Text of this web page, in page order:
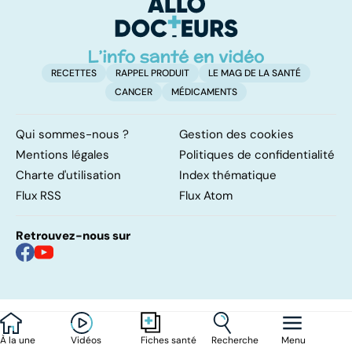
À la une Vidéos Fiches santé Recherche Menu
l'anonymat
RECETTES RAPPEL PRODUIT
LE MAG DE LA SANTÉ
CANCER
MÉDICAMENTS
Qui sommes-nous ?
Gestion des cookies
Mentions légales
Politiques de confidentialité
Charte d'utilisation
Index thématique
Flux RSS
Flux Atom
Retrouvez-nous sur